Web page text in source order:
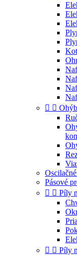
 
Pásové
  Píly
  Píly